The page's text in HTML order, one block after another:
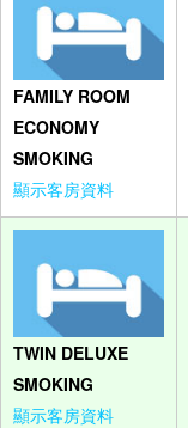
FAMILY ROOM
ECONOMY
SMOKING
顯示客房資料
TWIN DELUXE
SMOKING
顯示客房資料